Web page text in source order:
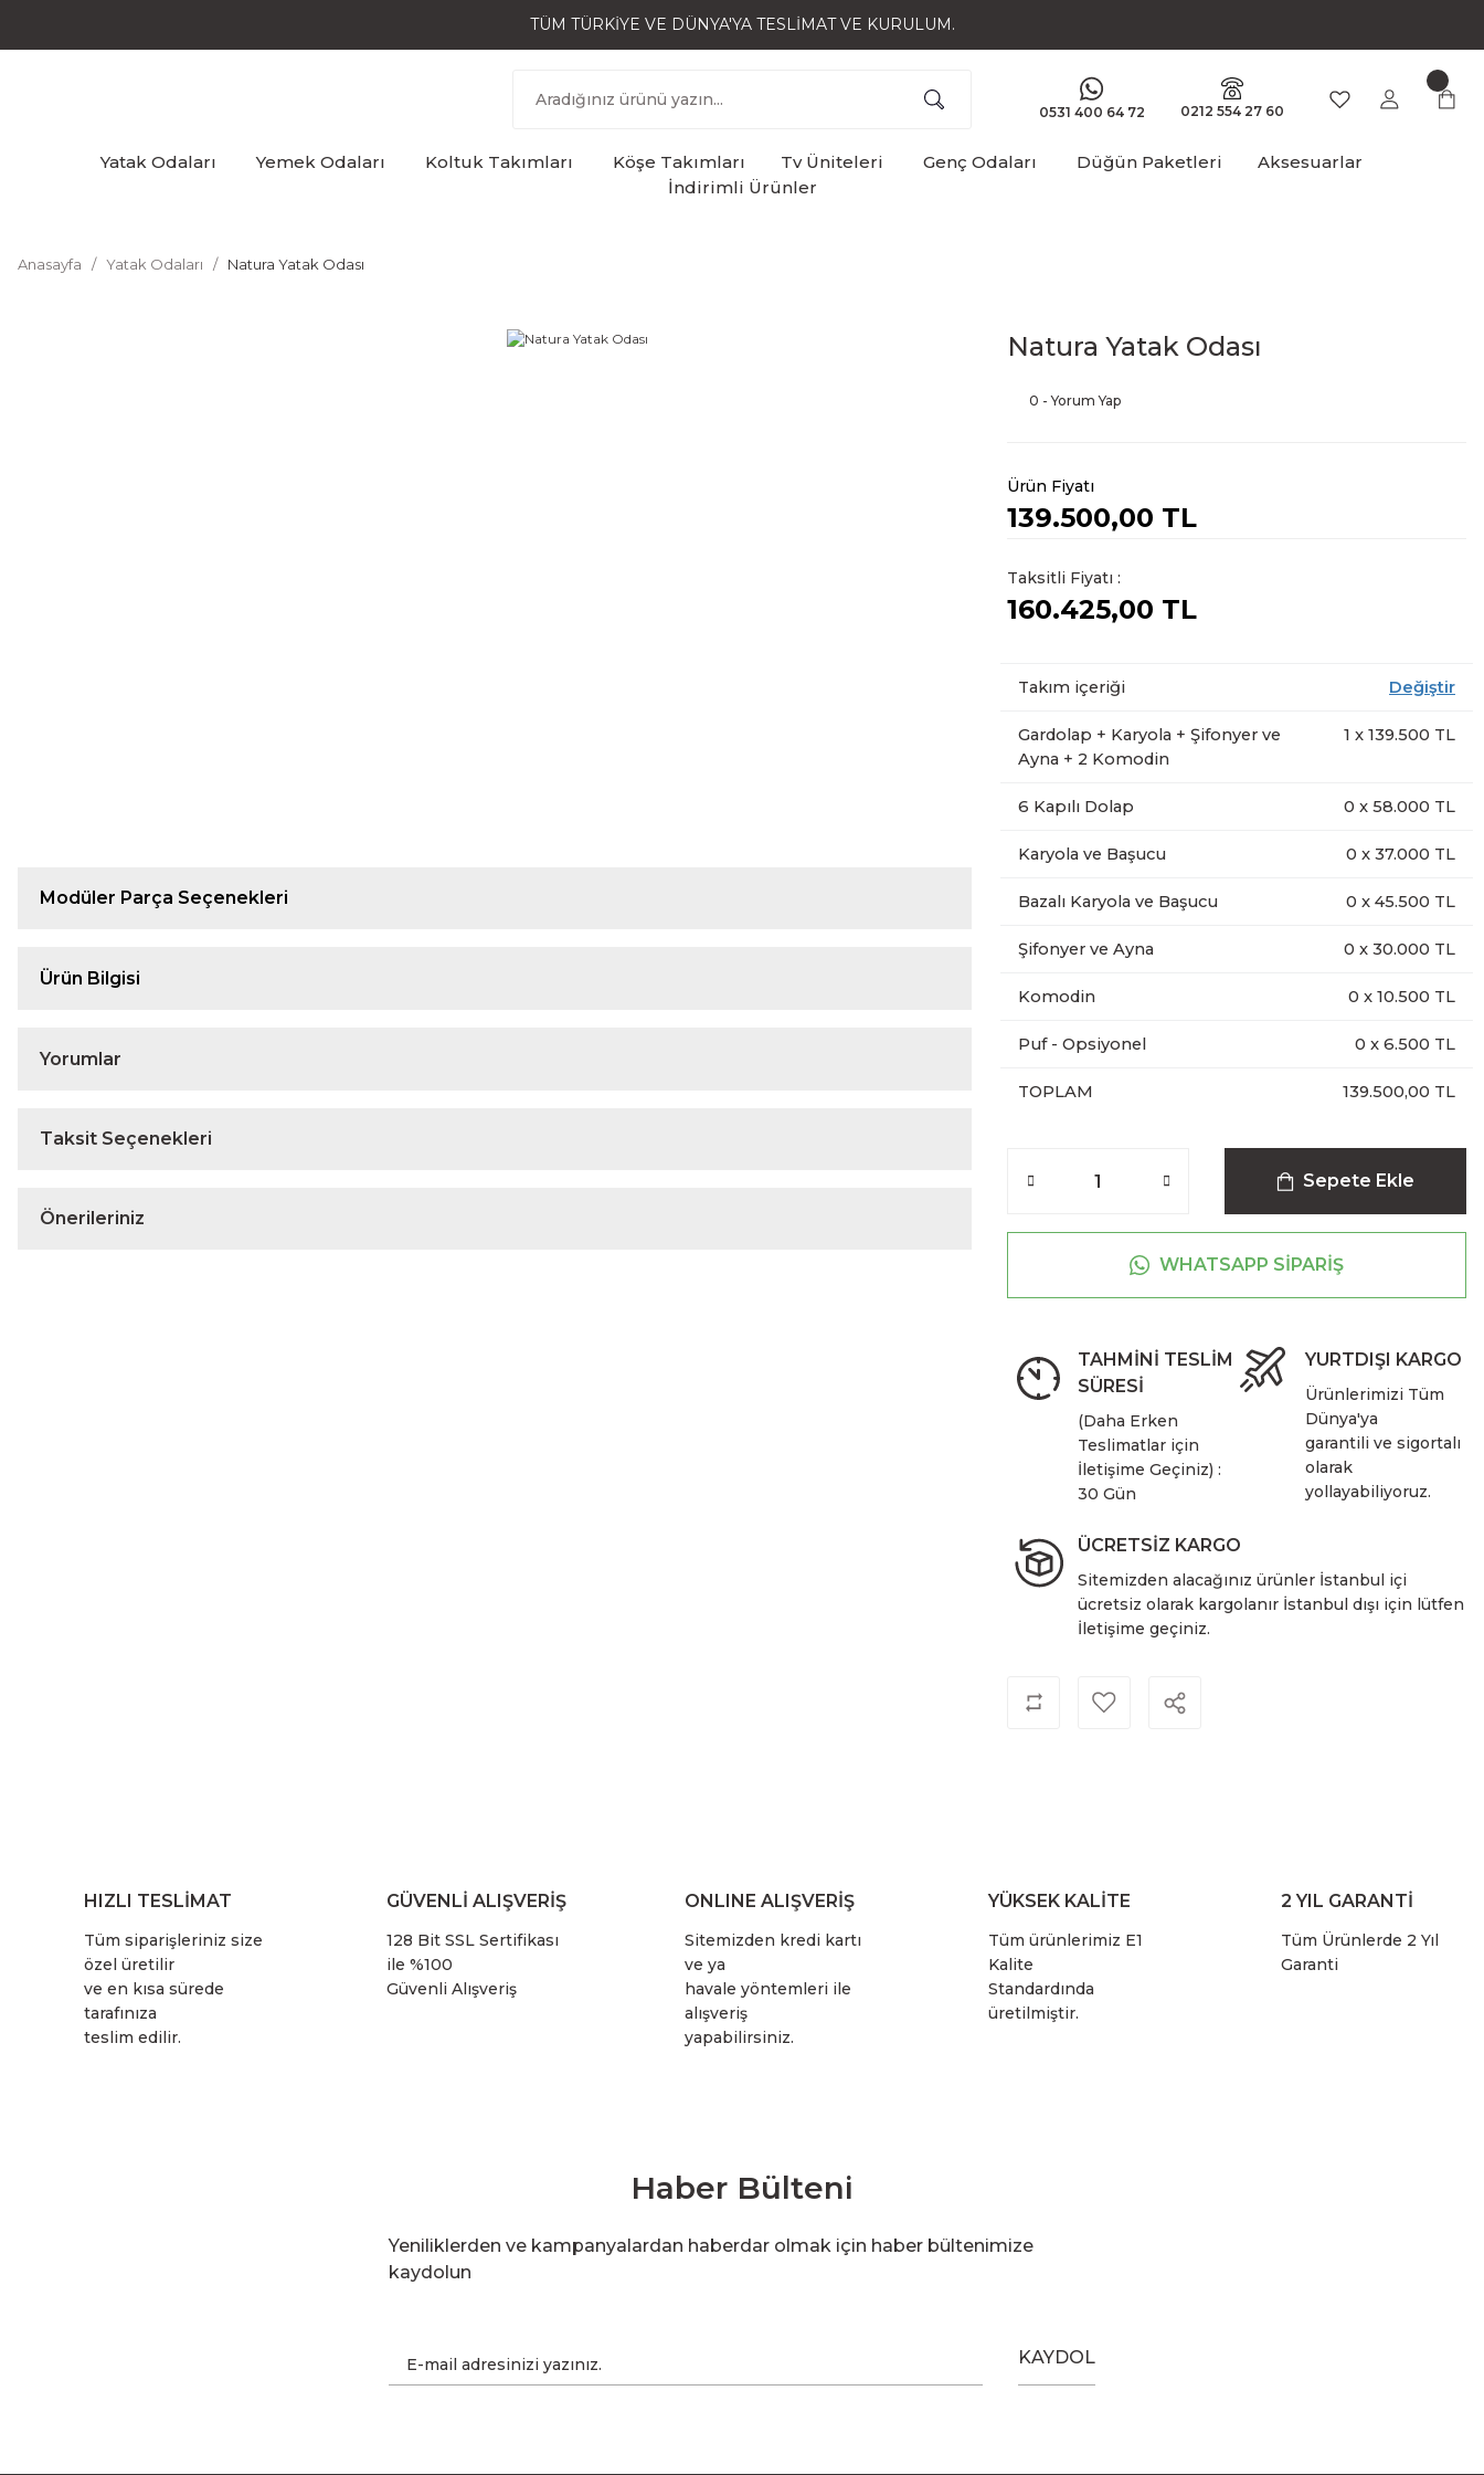
TÜM TÜRKİYE VE DÜNYA'YA TESLİMAT VE KURULUM.
0531 400 64 72 0212 554 27 60
Yatak Odaları Yemek Odaları Koltuk Takımları Köşe Takımları Tv Üniteleri Genç Odaları Düğün Paketleri
Aksesuarlar
İndirimli Ürünler
Anasayfa Yatak Odaları Natura Yatak Odası
Modüler Parça Seçenekleri
Ürün Bilgisi
Yorumlar
Taksit Seçenekleri
Önerileriniz
Natura Yatak Odası
0 - Yorum Yap
Ürün Fiyatı
139.500,00 TL
Taksitli Fiyatı :
160.425,00 TL
Takım içeriği Değiştir
Gardolap + Karyola + Şifonyer ve
Ayna + 2 Komodin
1 x 139.500 TL
6 Kapılı Dolap 0 x 58.000 TL
Karyola ve Başucu 0 x 37.000 TL
Bazalı Karyola ve Başucu 0 x 45.500 TL
Şifonyer ve Ayna 0 x 30.000 TL
Komodin 0 x 10.500 TL
Puf - Opsiyonel 0 x 6.500 TL
TOPLAM 139.500,00 TL
Sepete Ekle
WHATSAPP SİPARİŞ
TAHMİNİ TESLİM
SÜRESİ
(Daha Erken
Teslimatlar için
İletişime Geçiniz) :
30 Gün
YURTDIŞI KARGO
Ürünlerimizi Tüm
Dünya'ya
garantili ve sigortalı
olarak
yollayabiliyoruz.
ÜCRETSİZ KARGO
Sitemizden alacağınız ürünler İstanbul içi
ücretsiz olarak kargolanır İstanbul dışı için lütfen
İletişime geçiniz.
HIZLI TESLİMAT
Tüm siparişleriniz size
özel üretilir
ve en kısa sürede
tarafınıza
teslim edilir.
GÜVENLİ ALIŞVERİŞ
128 Bit SSL Sertifikası
ile %100
Güvenli Alışveriş
ONLINE ALIŞVERİŞ
Sitemizden kredi kartı
ve ya
havale yöntemleri ile
alışveriş
yapabilirsiniz.
YÜKSEK KALİTE
Tüm ürünlerimiz E1
Kalite
Standardında
üretilmiştir.
2 YIL GARANTİ
Tüm Ürünlerde 2 Yıl
Garanti
Haber Bülteni
Yeniliklerden ve kampanyalardan haberdar olmak için haber bültenimize
kaydolun
KAYDOL